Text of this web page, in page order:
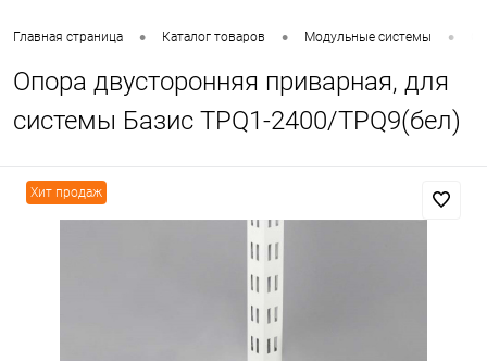
Главная страница • Каталог товаров • Модульные системы •
Опора двусторонняя приварная, для
системы Базис TPQ1-2400/TPQ9(бел)
Хит продаж